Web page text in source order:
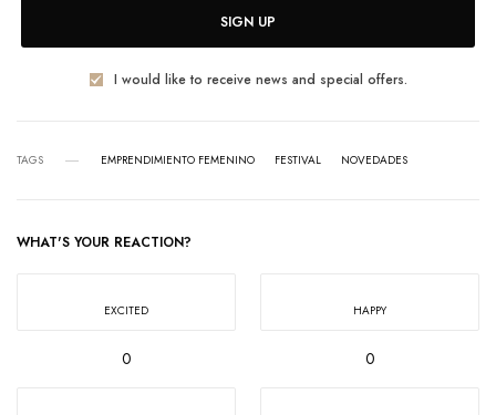
SIGN UP
I would like to receive news and special offers.
TAGS EMPRENDIMIENTO FEMENINO FESTIVAL NOVEDADES
WHAT'S YOUR REACTION?
EXCITED
0
HAPPY
0